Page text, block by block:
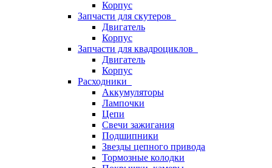
Корпус
Запчасти для скутеров
Двигатель
Корпус
Запчасти для квадроциклов
Двигатель
Корпус
Расходники
Аккумуляторы
Лампочки
Цепи
Свечи зажигания
Подшипники
Звезды цепного привода
Тормозные колодки